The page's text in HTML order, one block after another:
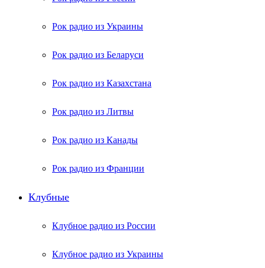
Рок радио из Украины
Рок радио из Беларуси
Рок радио из Казахстана
Рок радио из Литвы
Рок радио из Канады
Рок радио из Франции
Клубные
Клубное радио из России
Клубное радио из Украины